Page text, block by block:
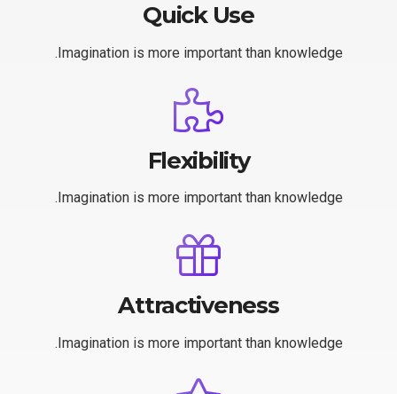
Quick Use
Imagination is more important than knowledge.
Flexibility
Imagination is more important than knowledge.
Attractiveness
Imagination is more important than knowledge.